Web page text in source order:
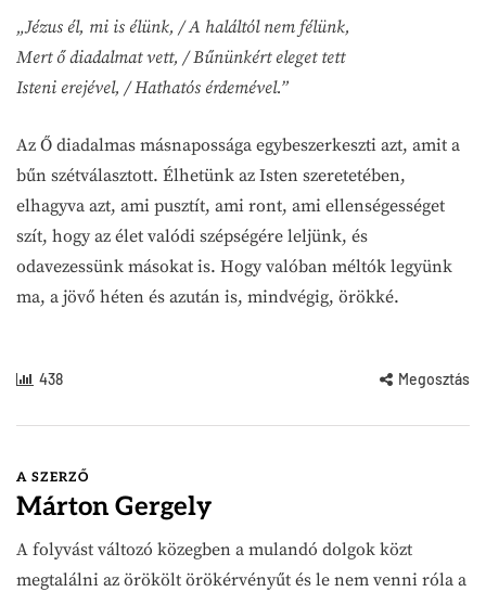
„Jézus él, mi is élünk, / A haláltól nem félünk,
Mert ő diadalmat vett, / Bűnünkért eleget tett
Isteni erejével, / Hathatós érdemével.”
Az Ő diadalmas másnapossága egybeszerkeszti azt, amit a
bűn szétválasztott. Élhetünk az Isten szeretetében,
elhagyva azt, ami pusztít, ami ront, ami ellenségességet
szít, hogy az élet valódi szépségére leljünk, és
odavezessünk másokat is. Hogy valóban méltók legyünk
ma, a jövő héten és azután is, mindvégig, örökké.
438 Megosztás
A SZERZŐ
Márton Gergely
A folyvást változó közegben a mulandó dolgok közt
megtalálni az örökölt örökérvényűt és le nem venni róla a